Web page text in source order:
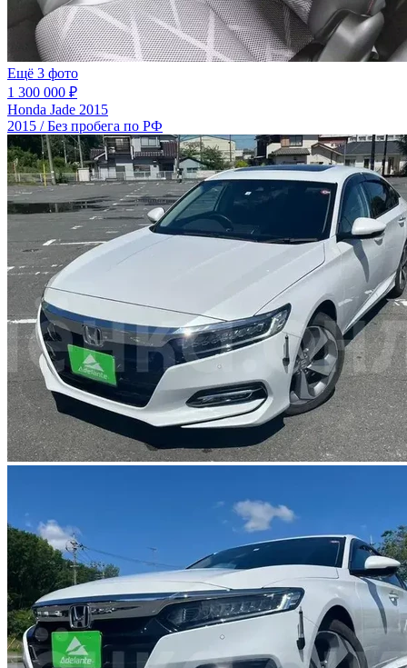
Ещё 3 фото
1 300 000 ₽
Honda Jade 2015
2015 / Без пробега по РФ